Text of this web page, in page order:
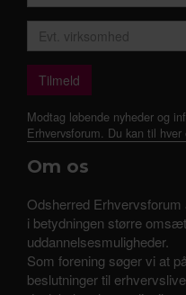
Modtag løbende nyheder og
Erhvervsforum. Du kan til
Om os
Odsherred
i betydningen større
uddannelsesmuligheder.
Som forening søger vi at
beslutninger til